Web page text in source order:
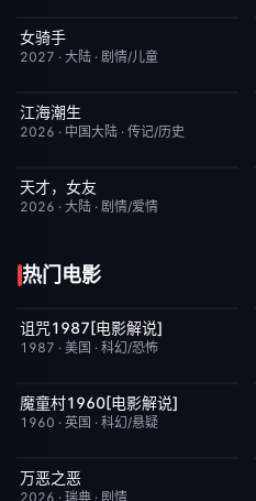
7月15日更新
女骑手
2027 · 大陆 · 剧情/儿童
更新至第28集
江海潮生
2026 · 中国大陆 · 传记/历史
更新至第20集
天才，女友
2026 · 大陆 · 剧情/爱情
热门电影
已完结
诅咒1987[电影解说]
1987 · 美国 · 科幻/恐怖
已完结
魔童村1960[电影解说]
1960 · 英国 · 科幻/悬疑
今日更新
万恶之恶
2026 · 瑞典 · 剧情